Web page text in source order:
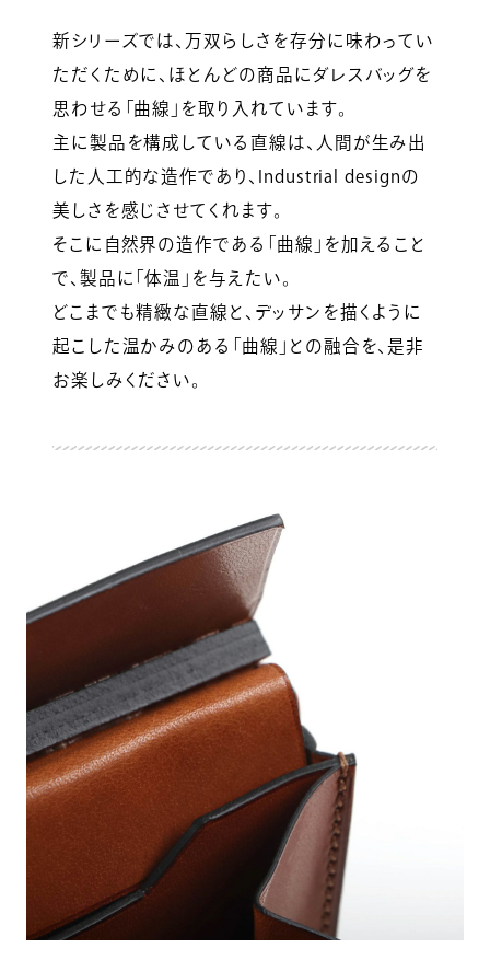
新シリーズでは、万双らしさを存分に味わってい
ただくために、ほとんどの商品にダレスバッグを
思わせる「曲線」を取り入れています。
主に製品を構成している直線は、人間が生み出
した人工的な造作であり、Industrial designの
美しさを感じさせてくれます。
そこに自然界の造作である「曲線」を加えること
で、製品に「体温」を与えたい。
どこまでも精緻な直線と、デッサンを描くように
起こした温かみのある「曲線」との融合を、是非
お楽しみください。